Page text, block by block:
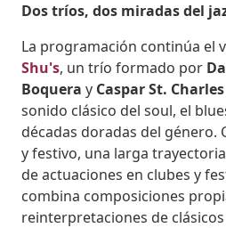
Dos tríos, dos miradas del
La programación continúa el
Shu's, un trío formado por
Boquera y Caspar St. Charles
sonido clásico del soul, el
décadas doradas del género.
y festivo, una larga
de actuaciones en clubes y
combina composiciones
reinterpretaciones de